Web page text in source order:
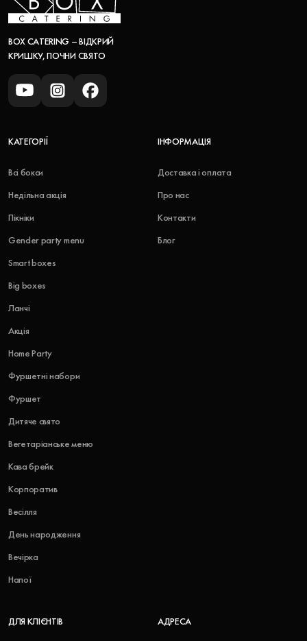
BOX CATERING – ВІДКРИЙ
КРИШКУ, ПОЧНИ СВЯТО
КАТЕГОРІЇ
Всі бокси
Недільна акція
Пікніки
Gender party menu
Smart boxes
Big boxes
Ланчі
Акція
Home Party
Фуршетні набори
Фуршет
Дитяче свято
Вегетаріанське меню
Кава брейк
Корпоратив
Весілля
День народження
Вечірка
Напої
ІНФОРМАЦІЯ
Доставка і оплата
Про нас
Контакти
Блог
ДЛЯ КЛІЄНТІВ АДРЕСА